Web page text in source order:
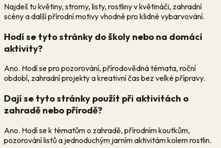
Najdeš tu květiny, stromy, listy, rostliny v květináči, zahradní
scény a další přírodní motivy vhodné pro klidné vybarvování.
Hodí se tyto stránky do školy nebo na domácí
aktivity?
Ano. Hodí se pro pozorování, přírodovědná témata, roční
období, zahradní projekty a kreativní čas bez velké přípravy.
Dají se tyto stránky použít při aktivitách o
zahradě nebo přírodě?
Ano. Hodí se k tématům o zahradě, přírodním koutkům,
pozorování listů a jednoduchým jarním aktivitám kolem rostlin.